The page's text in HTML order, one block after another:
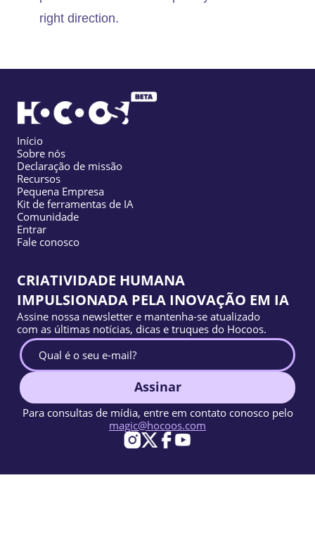
right direction.
Início
Sobre nós
Declaração de missão
Recursos
Pequena Empresa
Kit de ferramentas de IA
Comunidade
Entrar
Fale conosco
CRIATIVIDADE HUMANA
IMPULSIONADA PELA INOVAÇÃO EM IA
Assine nossa newsletter e mantenha-se atualizado
com as últimas notícias, dicas e truques do Hocoos.
Assinar
Para consultas de mídia, entre em contato conosco pelo
magic@hocoos.com